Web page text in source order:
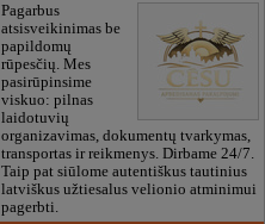
Pagarbus
atsisveikinimas be
papildomų
rūpesčių. Mes
pasirūpinsime
viskuo: pilnas
laidotuvių
organizavimas, dokumentų tvarkymas,
transportas ir reikmenys. Dirbame 24/7.
Taip pat siūlome autentiškus tautinius
latviškus užtiesalus velionio atminimui
pagerbti.